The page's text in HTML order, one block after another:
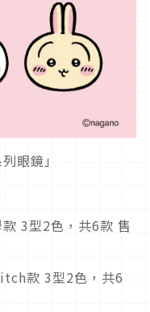
眼鏡」
3型2色，共6款 售
款 3型2色，共6